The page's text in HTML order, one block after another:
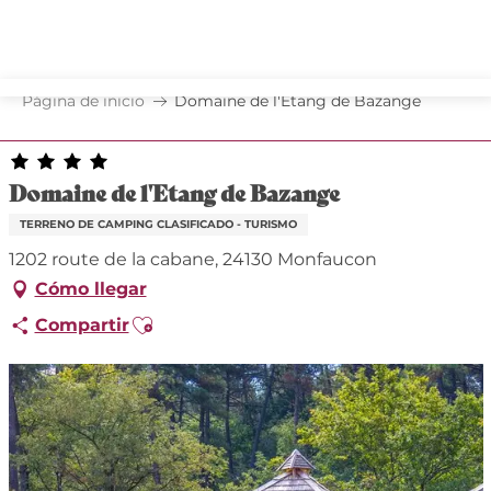
principal
Página de inicio Domaine de l'Etang de Bazange
Domaine de l'Etang de Bazange
TERRENO DE CAMPING CLASIFICADO - TURISMO
1202 route de la cabane, 24130 Monfaucon
Cómo llegar
CompartirAjouter aux favoris